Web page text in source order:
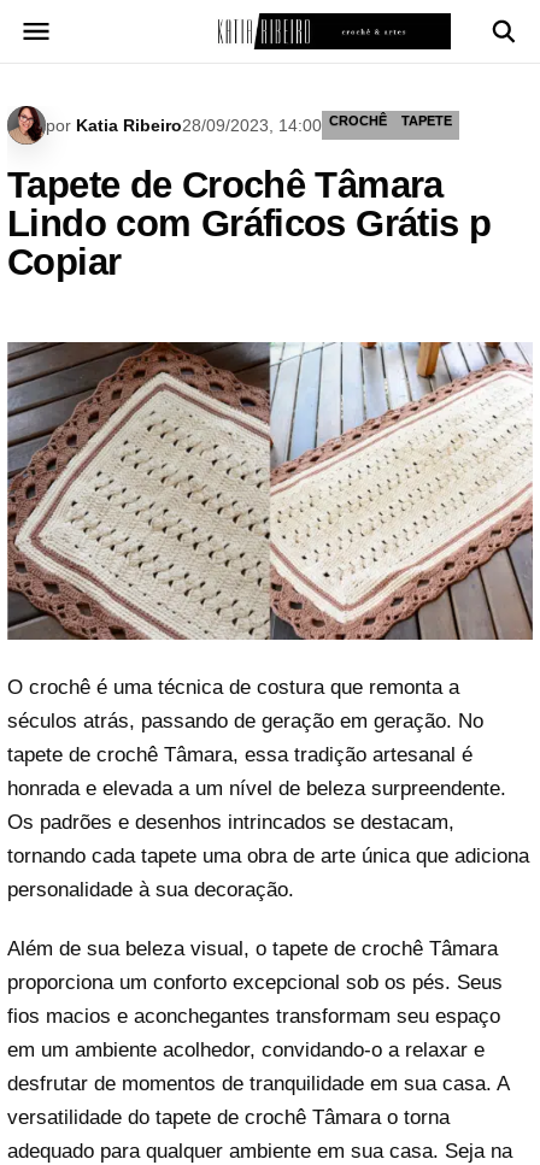
para
por Katia Ribeiro28/09/2023, 14:00 CROCHÊ TAPETE
Tapete de Crochê Tâmara
Lindo com Gráficos Grátis p
Copiar
O crochê é uma técnica de costura que remonta a
séculos atrás, passando de geração em geração. No
tapete de crochê Tâmara, essa tradição artesanal é
honrada e elevada a um nível de beleza surpreendente.
Os padrões e desenhos intrincados se destacam,
tornando cada tapete uma obra de arte única que adiciona
personalidade à sua decoração.
Além de sua beleza visual, o tapete de crochê Tâmara
proporciona um conforto excepcional sob os pés. Seus
fios macios e aconchegantes transformam seu espaço
em um ambiente acolhedor, convidando-o a relaxar e
desfrutar de momentos de tranquilidade em sua casa. A
versatilidade do tapete de crochê Tâmara o torna
adequado para qualquer ambiente em sua casa. Seja na